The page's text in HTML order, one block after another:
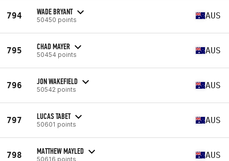
794 WADE BRYANT
50450 points AUS
795 CHAD MAYER
50454 points AUS
796 JON WAKEFIELD
50542 points AUS
797 LUCAS TABET
50601 points AUS
798 MATTHEW MAYLED
50616 points AUS